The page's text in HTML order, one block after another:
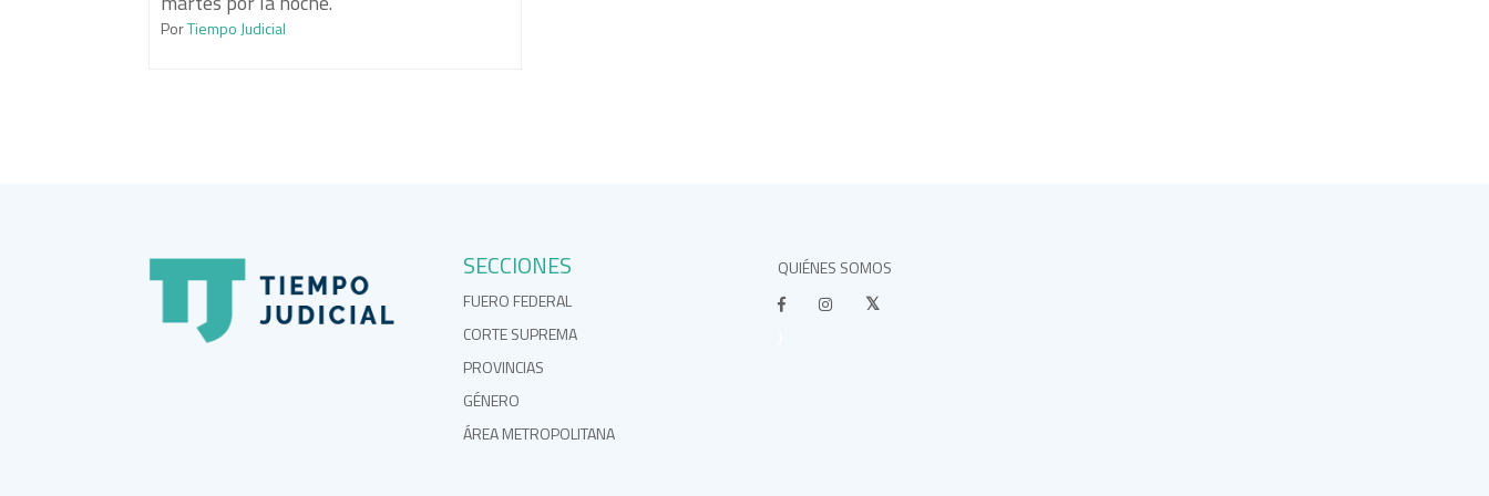
PorTiempo Judicial
SECCIONES
FUERO FEDERAL
CORTE SUPREMA
PROVINCIAS
GÉNERO
ÁREA METROPOLITANA
QUIÉNES SOMOS